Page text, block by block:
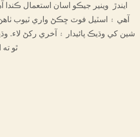
ايندڙ وينير جيڪو اسان استعمال ڪندا
آهي ۽ اسٽيل فوٽ ڇڪڻ واري ٽيوب
شين کي وڌيڪ پائيدار ۽ آخري رکڻ لاء.